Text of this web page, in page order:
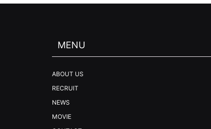
MENU
ABOUT US
RECRUIT
NEWS
MOVIE